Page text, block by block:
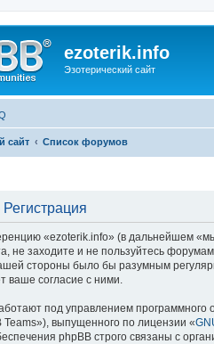
ezoterik.info
Эзотерический сайт
сайт Список форумов
«ezoterik.info» (в дальнейшем
не заходите и не пользуйтесь
стороны было бы разумным
ваше согласие с ними.
под управлением программного
Teams»), выпущенного по лицензии «
phpBB строго связаны с